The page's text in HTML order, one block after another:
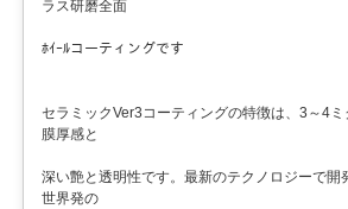
ラス研磨全面
ﾎｲｰﾙコーティングです
セラミックVer3コーティングの特徴は、3～4ミ
膜厚感と
深い艶と透明性です。最新のテクノロジーで開
世界発の